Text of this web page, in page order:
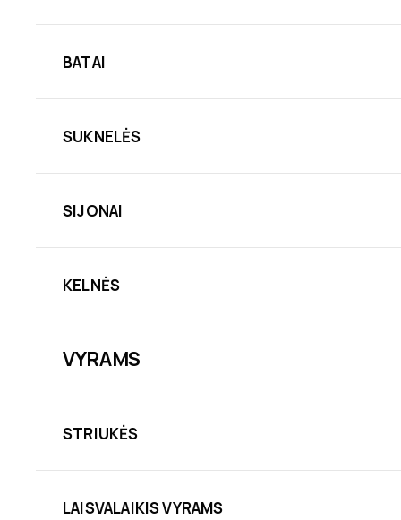
BATAI
SUKNELĖS
SIJONAI
KELNĖS
VYRAMS
STRIUKĖS
LAISVALAIKIS VYRAMS